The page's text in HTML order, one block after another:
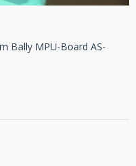
Bally MPU-Board AS-